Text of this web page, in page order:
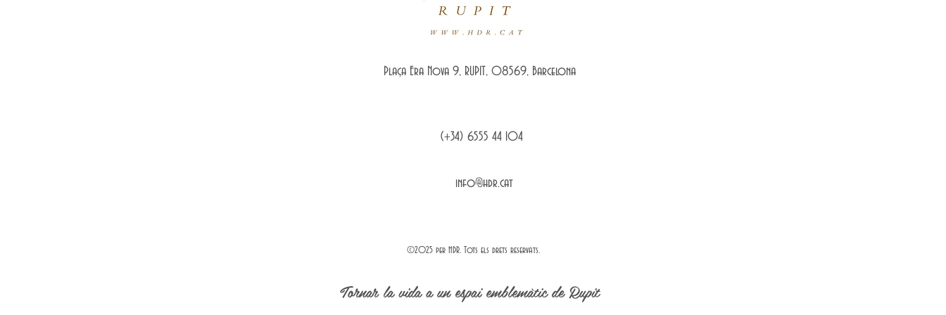
Plaça Era Nova 9, RUPIT, 08569, Barcelona
(+34) 6555 44 104
info@hdr.cat
©2025 per HDR. Tots els drets reservats.
Tornar la vida a un espai emblemàtic de Rupit